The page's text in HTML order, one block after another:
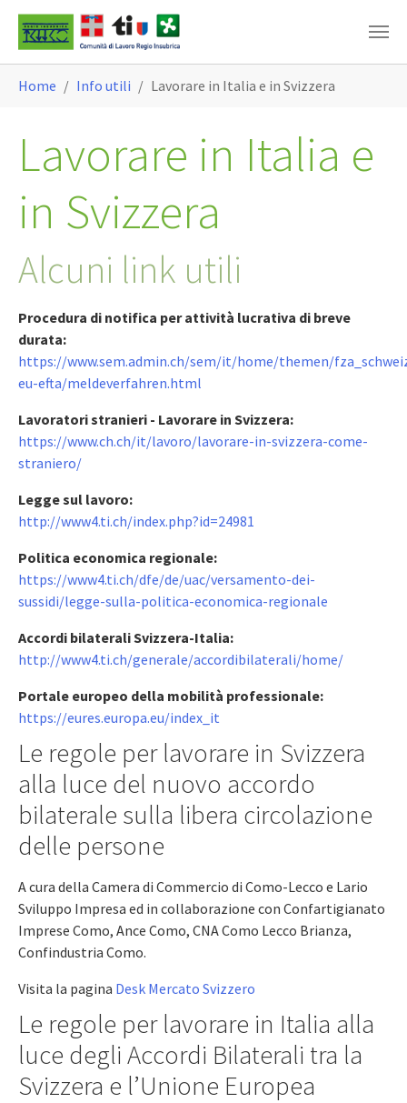
Skip to main content
Home Info utili Lavorare in Italia e in Svizzera
Lavorare in Italia e
in Svizzera
Alcuni link utili
Procedura di notifica per attività lucrativa di breve
durata:
https://www.sem.admin.ch/sem/it/home/themen/
eu-efta/meldeverfahren.html
Lavoratori stranieri - Lavorare in Svizzera:
https://www.ch.ch/it/lavoro/lavorare-in-svizzera-come-
straniero/
Legge sul lavoro:
http://www4.ti.ch/index.php?id=24981
Politica economica regionale:
https://www4.ti.ch/dfe/de/uac/versamento-dei-
sussidi/legge-sulla-politica-economica-regionale
Accordi bilaterali Svizzera-Italia:
http://www4.ti.ch/generale/accordibilaterali/home/
Portale europeo della mobilità professionale:
https://eures.europa.eu/index_it
Le regole per lavorare in Svizzera
alla luce del nuovo accordo
bilaterale sulla libera circolazione
delle persone
A cura della Camera di Commercio di Como-Lecco e Lario
Sviluppo Impresa ed in collaborazione con Confartigianato
Imprese Como, Ance Como, CNA Como Lecco Brianza,
Confindustria Como.
Visita la pagina Desk Mercato Svizzero
Le regole per lavorare in Italia alla
luce degli Accordi Bilaterali tra la
Svizzera e l’Unione Europea